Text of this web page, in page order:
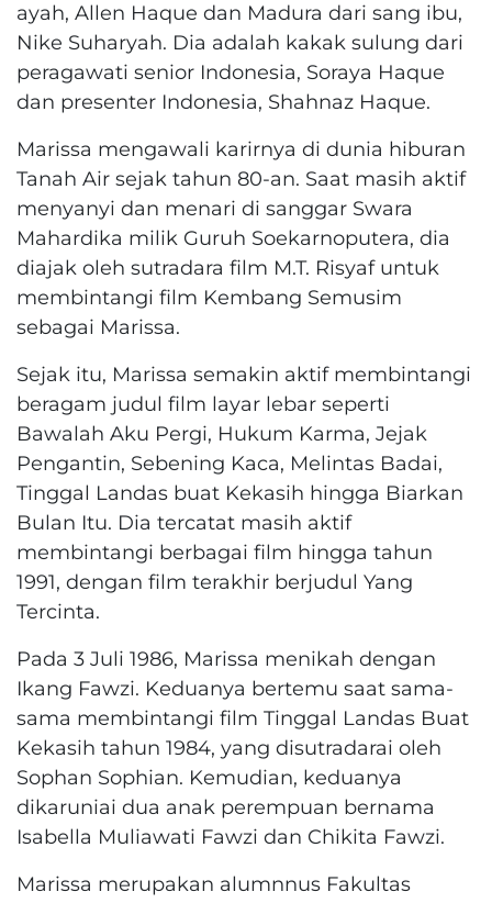
ayah, Allen Haque dan Madura dari sang ibu,
Nike Suharyah. Dia adalah kakak sulung dari
peragawati senior Indonesia, Soraya Haque
dan presenter Indonesia, Shahnaz Haque.
Marissa mengawali karirnya di dunia hiburan
Tanah Air sejak tahun 80-an. Saat masih aktif
menyanyi dan menari di sanggar Swara
Mahardika milik Guruh Soekarnoputera, dia
diajak oleh sutradara film M.T. Risyaf untuk
membintangi film Kembang Semusim
sebagai Marissa.
Sejak itu, Marissa semakin aktif membintangi
beragam judul film layar lebar seperti
Bawalah Aku Pergi, Hukum Karma, Jejak
Pengantin, Sebening Kaca, Melintas Badai,
Tinggal Landas buat Kekasih hingga Biarkan
Bulan Itu. Dia tercatat masih aktif
membintangi berbagai film hingga tahun
1991, dengan film terakhir berjudul Yang
Tercinta.
Pada 3 Juli 1986, Marissa menikah dengan
Ikang Fawzi. Keduanya bertemu saat sama-
sama membintangi film Tinggal Landas Buat
Kekasih tahun 1984, yang disutradarai oleh
Sophan Sophian. Kemudian, keduanya
dikaruniai dua anak perempuan bernama
Isabella Muliawati Fawzi dan Chikita Fawzi.
Marissa merupakan alumnnus Fakultas